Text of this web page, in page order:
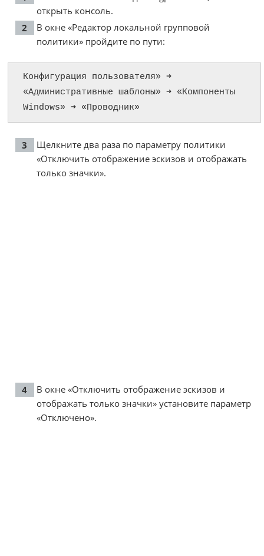
открыть консоль.
В окне «Редактор локальной групповой
политики» пройдите по пути:
Конфигурация пользователя» ➜
«Административные шаблоны» ➜ «Компоненты
Windows» ➜ «Проводник»
Щелкните два раза по параметру политики
«Отключить отображение эскизов и отображать
только значки».
В окне «Отключить отображение эскизов и
отображать только значки» установите параметр
«Отключено».